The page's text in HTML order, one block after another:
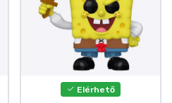
Elérhető